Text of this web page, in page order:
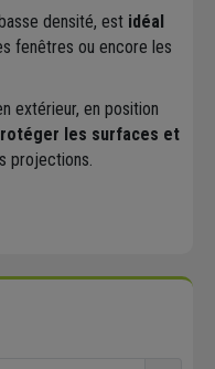
densité, est idéal
fenêtres ou encore les
extérieur, en position
les surfaces et
projections.